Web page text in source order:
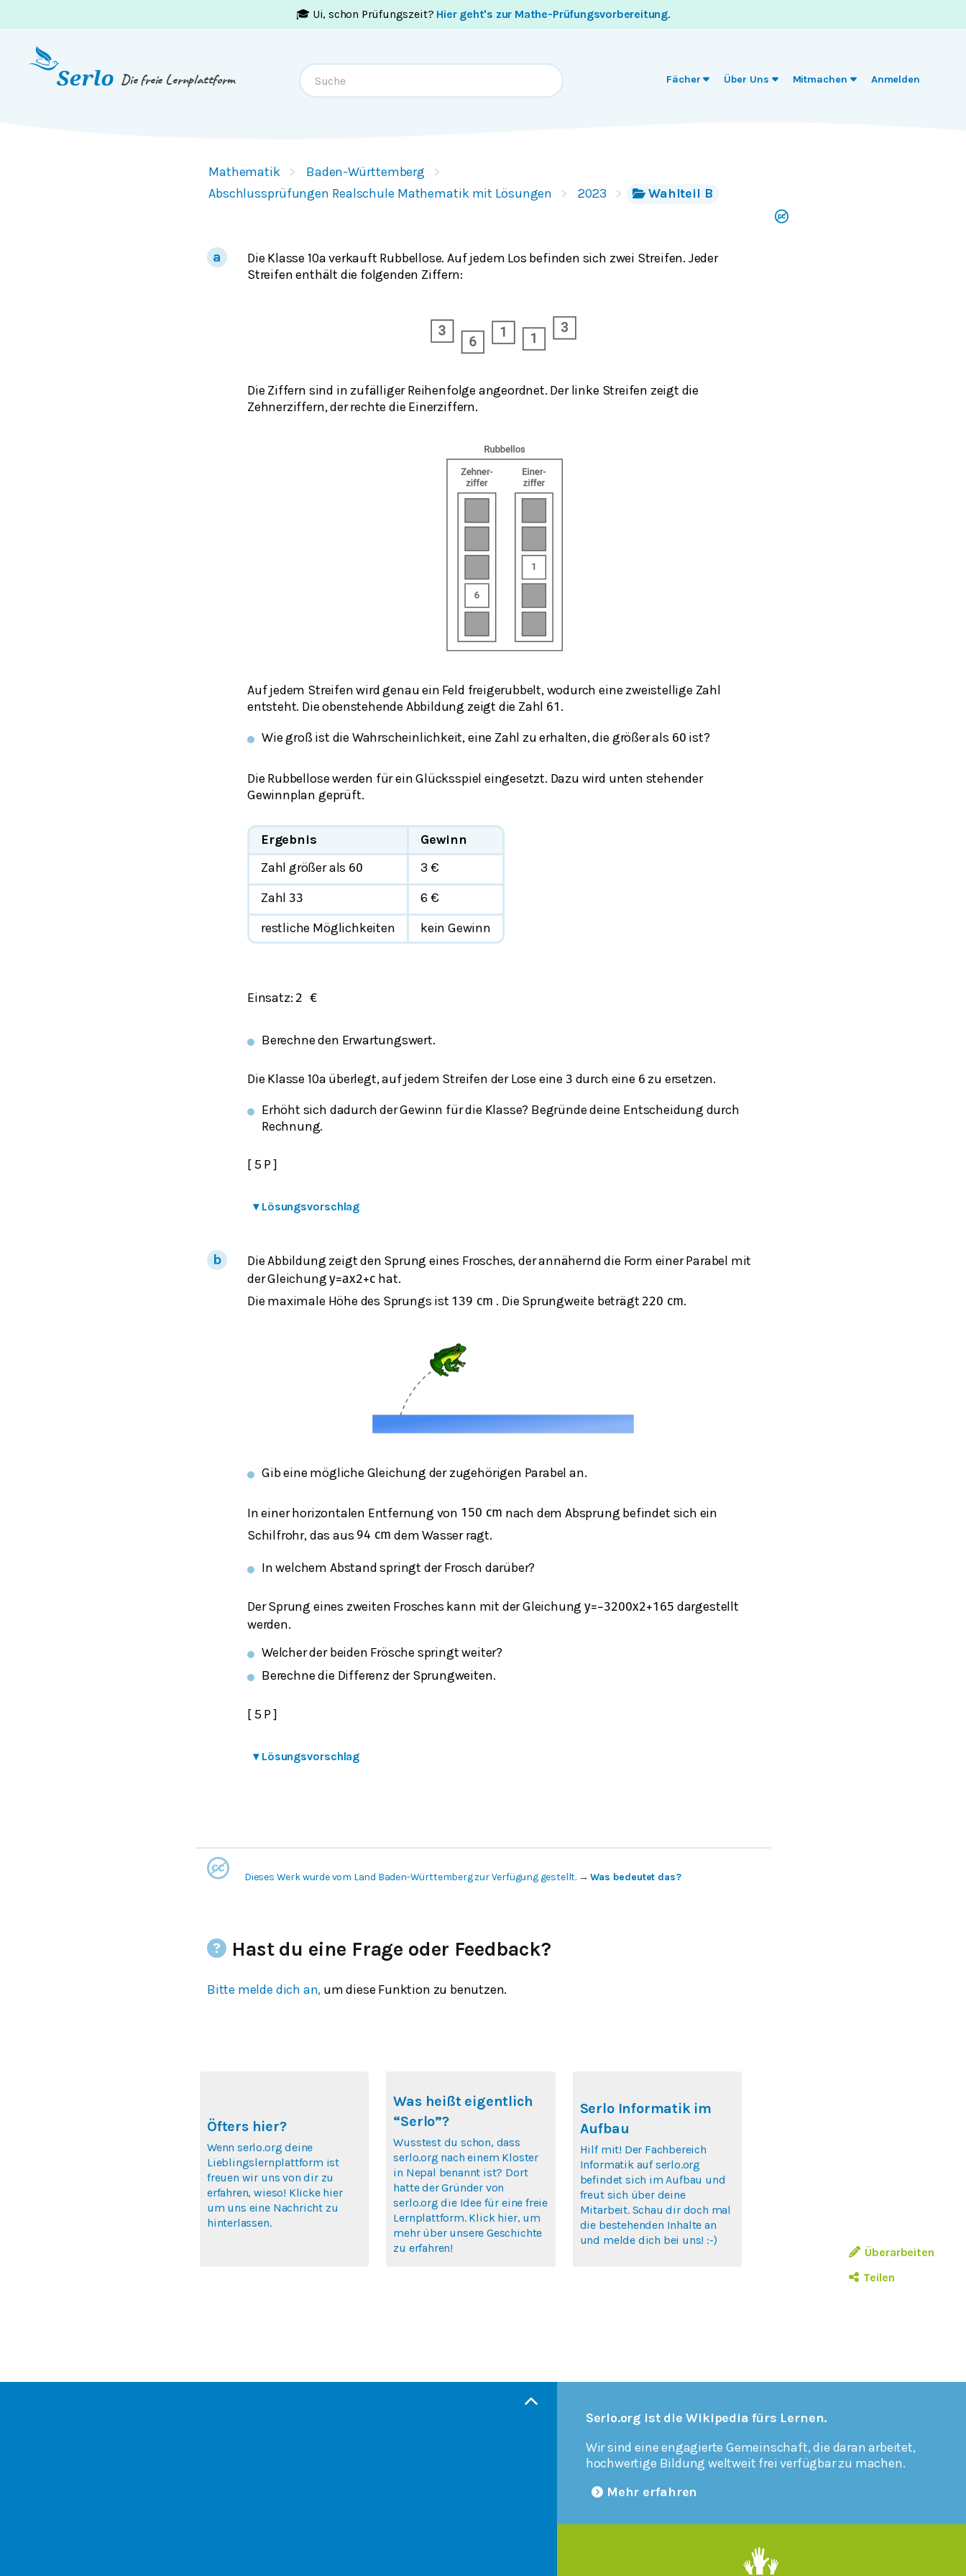
🎓 Ui, schon Prüfungszeit? Hier geht's zur Mathe-Prüfungsvorbereitung.
Die freie Lernplattform Fächer Über Uns Mitmachen Anmelden
Mathematik
Baden-Württemberg
Abschlussprüfungen Realschule Mathematik mit Lösungen
2023 Wahlteil B
Die Klasse 10a verkauft Rubbellose. Auf jedem Los befinden sich zwei Streifen. Jeder
Streifen enthält die folgenden Ziffern:
Die Ziffern sind in zufälliger Reihenfolge angeordnet. Der linke Streifen zeigt die
Zehnerziffern, der rechte die Einerziffern.
Auf jedem Streifen wird genau ein Feld freigerubbelt, wodurch eine zweistellige Zahl
entsteht. Die obenstehende Abbildung zeigt die Zahl 61 .
Wie groß ist die Wahrscheinlichkeit, eine Zahl zu erhalten, die größer als 60 ist?
Die Rubbellose werden für ein Glücksspiel eingesetzt. Dazu wird unten stehender
Gewinnplan geprüft.
Ergebnis
Gewinn
Zahl größer als 60
3 €
Zahl33
6 €
restliche Möglichkeiten
kein Gewinn
Einsatz: 2 €
Berechne den Erwartungswert.
Die Klasse 10a überlegt, auf jedem Streifen der Lose eine 3 durch eine 6 zu ersetzen.
Erhöht sich dadurch der Gewinn für die Klasse? Begründe deine Entscheidung durch
Rechnung.
[ 5 P ]
▾ Lösungsvorschlag
Die Abbildung zeigt den Sprung eines Frosches, der annähernd die Form einer Parabel mit
der Gleichungy=ax2+c hat.
Die maximale Höhe des Sprungs ist 139 cm . Die Sprungweite beträgt 220 cm.
Gib eine mögliche Gleichung der zugehörigen Parabel an.
In einer horizontalen Entfernung von 150 cm nach dem Absprung befindet sich ein
Schilfrohr, das aus 94 cm dem Wasser ragt.
In welchem Abstand springt der Frosch darüber?
Der Sprung eines zweiten Frosches kann mit der Gleichungy=−3200x2+165 dargestellt
werden.
Welcher der beiden Frösche springt weiter?
Berechne die Differenz der Sprungweiten.
[ 5 P ]
▾ Lösungsvorschlag
Überarbeiten
Teilen
Dieses Werk wurde vom Land Baden-Württemberg zur Verfügung gestellt.→Was bedeutet das?
Hast du eine Frage oder Feedback?
Bitte melde dich an, um diese Funktion zu benutzen.
Öfters hier?
Wenn serlo.org deine
Lieblingslernplattform ist
freuen wir uns von dir zu
erfahren, wieso! Klicke hier
um uns eine Nachricht zu
hinterlassen.
Was heißt eigentlich
“Serlo”?
Wusstest du schon, dass
serlo.org nach einem Kloster
in Nepal benannt ist? Dort
hatte der Gründer von
serlo.org die Idee für eine freie
Lernplattform. Klick hier, um
mehr über unsere Geschichte
zu erfahren!
Serlo Informatik im
Aufbau
Hilf mit! Der Fachbereich
Informatik auf serlo.org
befindet sich im Aufbau und
freut sich über deine
Mitarbeit. Schau dir doch mal
die bestehenden Inhalte an
und melde dich bei uns! :-)
Serlo.org ist die Wikipedia fürs Lernen.
Wir sind eine engagierte Gemeinschaft, die daran arbeitet,
hochwertige Bildung weltweit frei verfügbar zu machen.
Mehr erfahren